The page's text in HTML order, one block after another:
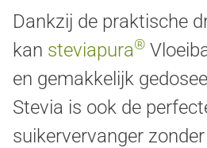
Dankzij de praktische
kan steviapura®
en gemakkelijk
Stevia is ook de
suikervervanger